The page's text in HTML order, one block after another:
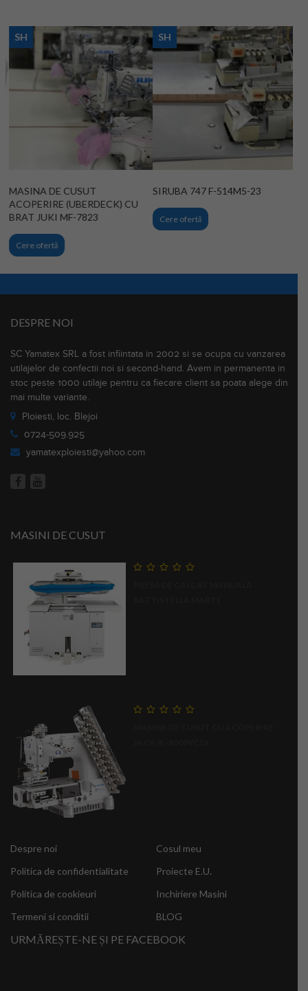
SH
MASINA DE CUSUT
ACOPERIRE (UBERDECK) CU
BRAT JUKI MF-7823
Cere ofertă
SH
SIRUBA 747 F-514M5-23
Cere ofertă
DESPRE NOI
SC Yamatex SRL a fost infiintata in 2002 si se ocupa cu vanzarea
utilajelor de confectii noi si second-hand. Avem in permanenta in
stoc peste 1000 utilaje pentru ca fiecare client sa poata alege din
mai multe variante.
Ploiesti, loc. Blejoi
0724-509.925
yamatexploiesti@yahoo.com
MASINI DE CUSUT
Despre noi
Politica de confidentialitate
Politica de cookieuri
Termeni si conditii
Cosul meu
Proiecte E.U.
Inchiriere Masini
BLOG
URMĂREȘTE-NE ȘI PE FACEBOOK